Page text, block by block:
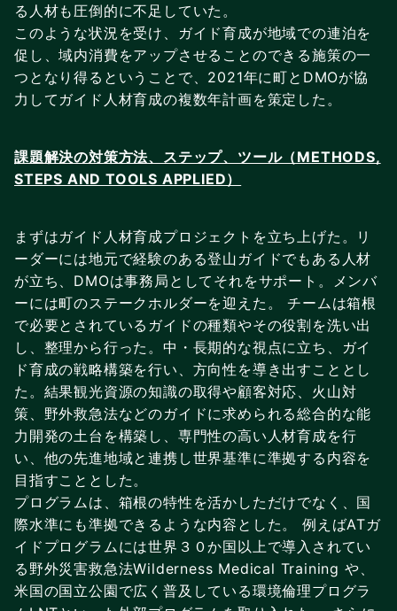
る人材も圧倒的に不足していた。
このような状況を受け、ガイド育成が地域での連泊を
促し、域内消費をアップさせることのできる施策の一
つとなり得るということで、2021年に町とDMOが協
力してガイド人材育成の複数年計画を策定した。
課題解決の対策方法、ステップ、ツール（METHODS,
STEPS AND TOOLS APPLIED）
まずはガイド人材育成プロジェクトを立ち上げた。リ
ーダーには地元で経験のある登山ガイドでもある人材
が立ち、DMOは事務局としてそれをサポート。メンバ
ーには町のステークホルダーを迎えた。 チームは箱根
で必要とされているガイドの種類やその役割を洗い出
し、整理から行った。中・長期的な視点に立ち、ガイ
ド育成の戦略構築を行い、方向性を導き出すこととし
た。結果観光資源の知識の取得や顧客対応、火山対
策、野外救急法などのガイドに求められる総合的な能
力開発の土台を構築し、専門性の高い人材育成を行
い、他の先進地域と連携し世界基準に準拠する内容を
目指すこととした。
プログラムは、箱根の特性を活かしただけでなく、国
際水準にも準拠できるような内容とした。 例えばATガ
イドプログラムには世界３０か国以上で導入されてい
る野外災害救急法Wilderness Medical Training や、
米国の国立公園で広く普及している環境倫理プログラ